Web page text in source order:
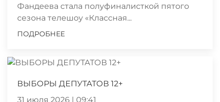
Фандеева стала полуфиналисткой пятого
сезона телешоу «Классная...
ПОДРОБНЕЕ
ВЫБОРЫ ДЕПУТАТОВ 12+
31 июля 2026 | 09:41